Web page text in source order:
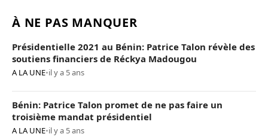
À NE PAS MANQUER
Présidentielle 2021 au Bénin: Patrice Talon révèle des
soutiens financiers de Réckya Madougou
A LA UNE•il y a 5 ans
Bénin: Patrice Talon promet de ne pas faire un
troisième mandat présidentiel
A LA UNE•il y a 5 ans